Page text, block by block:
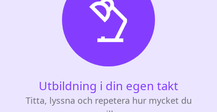
Utbildning i din egen takt
Titta, lyssna och repetera hur mycket du